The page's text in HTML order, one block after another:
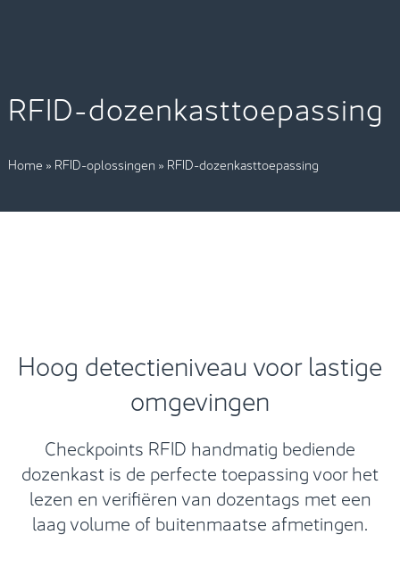
RFID-dozenkasttoepassing
Home » RFID-oplossingen » RFID-dozenkasttoepassing
Hoog detectieniveau voor lastige
omgevingen
Checkpoints RFID handmatig bediende
dozenkast is de perfecte toepassing voor het
lezen en verifiëren van dozentags met een
laag volume of buitenmaatse afmetingen.